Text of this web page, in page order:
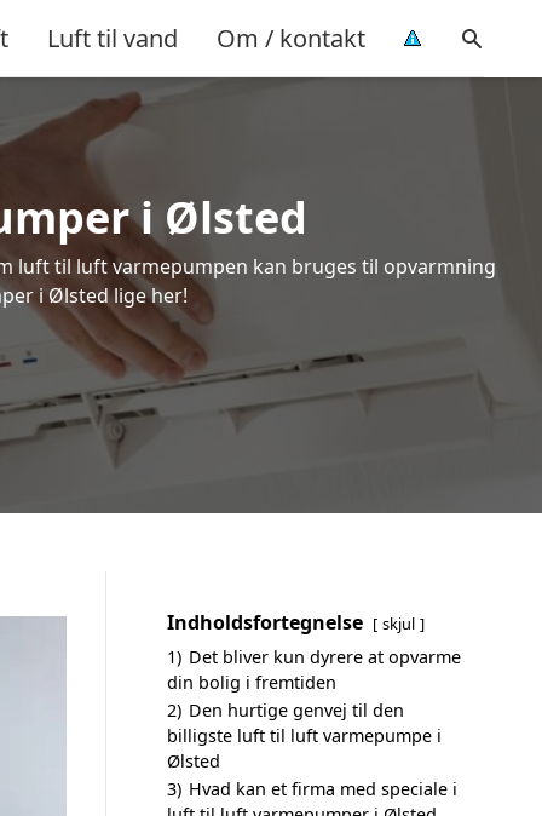
Luft til vand Om / kontakt
i Ølsted
luft til luft varmepumpen kan bruges til opvarmning
i Ølsted lige her!
Indholdsfortegnelse skjul
1) Det bliver kun dyrere at opvarme
din bolig i fremtiden
2) Den hurtige genvej til den
billigste luft til luft varmepumpe i
Ølsted
3) Hvad kan et firma med speciale i